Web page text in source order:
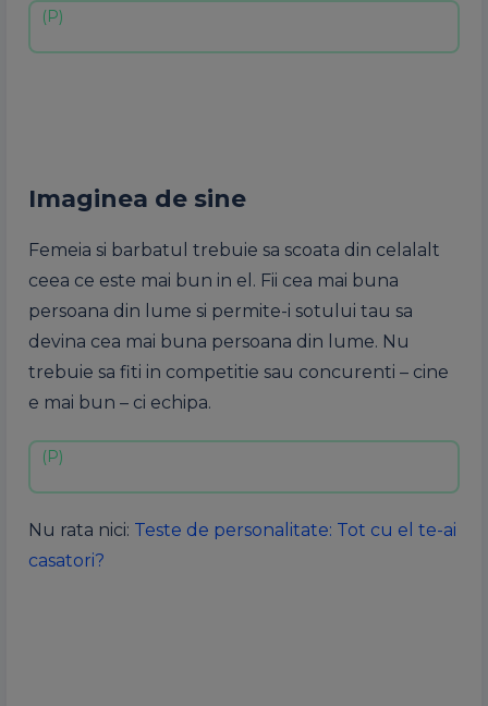
Imaginea de sine
Femeia si barbatul trebuie sa scoata din celalalt
ceea ce este mai bun in el. Fii cea mai buna
persoana din lume si permite-i sotului tau sa
devina cea mai buna persoana din lume. Nu
trebuie sa fiti in competitie sau concurenti – cine
e mai bun – ci echipa.
Nu rata nici: Teste de personalitate: Tot cu el te-ai
casatori?